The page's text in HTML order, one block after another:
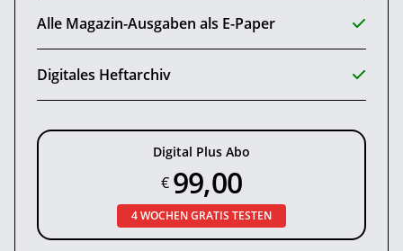
Alle Magazin-Ausgaben als E-Paper
Digitales Heftarchiv
Digital Plus Abo
€ 99,00
4 WOCHEN GRATIS TESTEN